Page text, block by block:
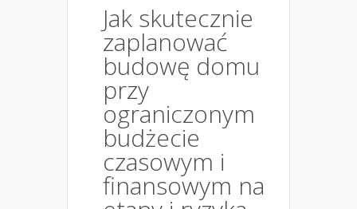
Jak skutecznie
zaplanować
budowę domu
przy
ograniczonym
budżecie
czasowym i
finansowym na